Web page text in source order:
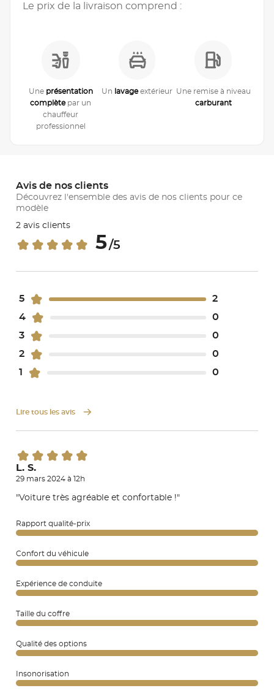
Le prix de la livraison comprend :
Une présentation
complètepar un
chauffeur
professionnel
Un lavageextérieur Une remise à niveau
carburant
Avis de nos clients
Découvrez l'ensemble des avis de nos clients pour ce
modèle
2 avis clients
5/5
5
2
4
0
3
0
2
0
1
0
Lire tous les avis
L. S.
29 mars 2024 à 12h
"Voiture très agréable et confortable !"
Rapport qualité-prix
Confort du véhicule
Expérience de conduite
Taille du coffre
Qualité des options
Insonorisation